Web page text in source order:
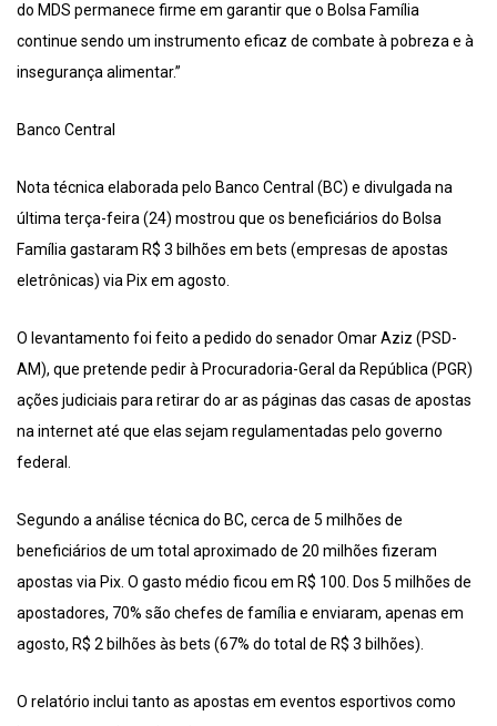
do MDS permanece firme em garantir que o Bolsa Família
continue sendo um instrumento eficaz de combate à pobreza e à
insegurança alimentar.”
Banco Central
Nota técnica elaborada pelo Banco Central (BC) e divulgada na
última terça-feira (24) mostrou que os beneficiários do Bolsa
Família gastaram R$ 3 bilhões em bets (empresas de apostas
eletrônicas) via Pix em agosto.
O levantamento foi feito a pedido do senador Omar Aziz (PSD-
AM), que pretende pedir à Procuradoria-Geral da República (PGR)
ações judiciais para retirar do ar as páginas das casas de apostas
na internet até que elas sejam regulamentadas pelo governo
federal.
Segundo a análise técnica do BC, cerca de 5 milhões de
beneficiários de um total aproximado de 20 milhões fizeram
apostas via Pix. O gasto médio ficou em R$ 100. Dos 5 milhões de
apostadores, 70% são chefes de família e enviaram, apenas em
agosto, R$ 2 bilhões às bets (67% do total de R$ 3 bilhões).
O relatório inclui tanto as apostas em eventos esportivos como